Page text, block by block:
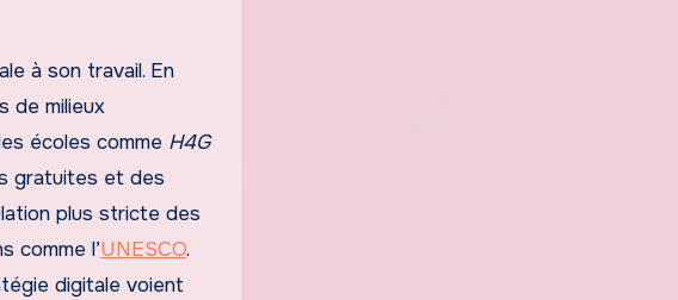
à son travail. En
de milieux
écoles comme H4G
gratuites et des
plus stricte des
comme l’UNESCO.
digitale voient